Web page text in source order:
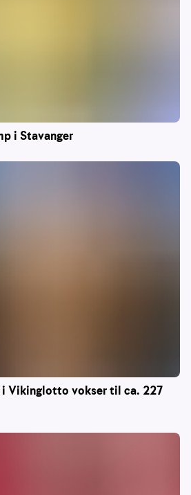
i Stavanger
Vikinglotto vokser til ca. 227